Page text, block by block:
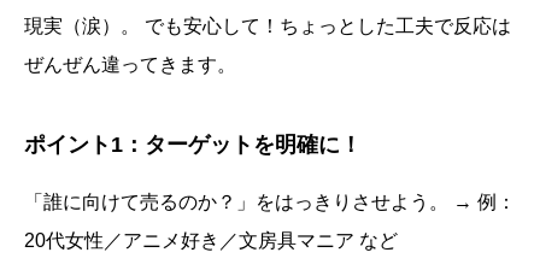
現実（涙）。 でも安心して！ちょっとした工夫で反応は
ぜんぜん違ってきます。
ポイント1：ターゲットを明確に！
「誰に向けて売るのか？」をはっきりさせよう。 → 例：
20代女性／アニメ好き／文房具マニア など